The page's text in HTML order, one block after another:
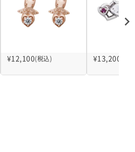
¥12,100(税込) ¥13,200